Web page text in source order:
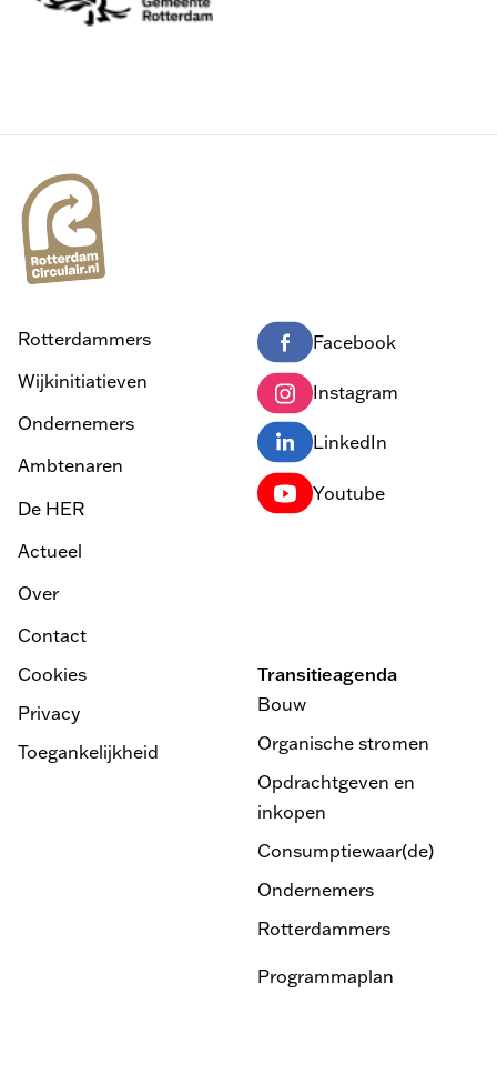
Rotterdammers
Wijkinitiatieven
Ondernemers
Ambtenaren
De HER
Actueel
Over
Contact
Facebook
Instagram
LinkedIn
Youtube
Cookies
Privacy
Toegankelijkheid
Transitieagenda
Bouw
Organische stromen
Opdrachtgeven en
inkopen
Consumptiewaar(de)
Ondernemers
Rotterdammers
Programmaplan